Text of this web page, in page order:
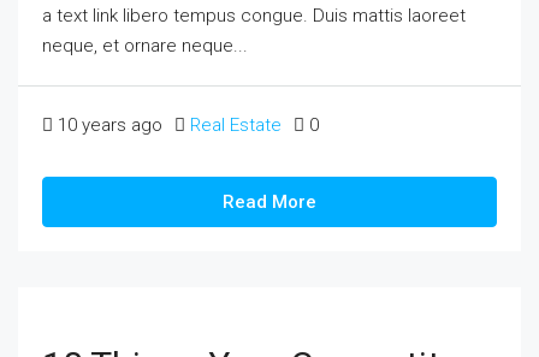
a text link libero tempus congue. Duis mattis laoreet
neque, et ornare neque...
10 years ago Real Estate 0
Read More